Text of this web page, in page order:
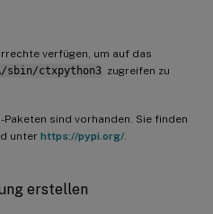
verfügen, um auf das
ctxpython3 zugreifen zu
-Paketen sind vorhanden. Sie finden
unter https://pypi.org/
erstellen